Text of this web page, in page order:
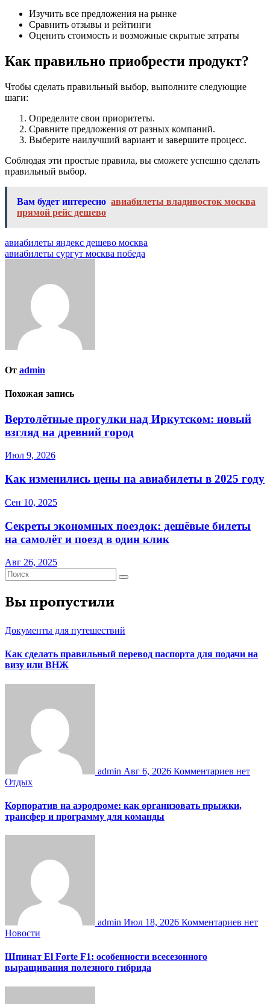
Изучить все предложения на рынке
Сравнить отзывы и рейтинги
Оценить стоимость и возможные скрытые затраты
Как правильно приобрести продукт?
Чтобы сделать правильный выбор, выполните следующие
шаги:
Определите свои приоритеты.
Сравните предложения от разных компаний.
Выберите наилучший вариант и завершите процесс.
Соблюдая эти простые правила, вы сможете успешно сделать
правильный выбор.
Вам будет интересно авиабилеты владивосток москва
прямой рейс дешево
Навигация
по
авиабилеты яндекс дешево москва
авиабилеты сургут москва победа
От admin
Похожая запись
Вертолётные прогулки над Иркутском: новый
взгляд на древний город
Июл 9, 2026
Как изменились цены на авиабилеты в 2025 году
Сен 10, 2025
Секреты экономных поездок: дешёвые билеты
на самолёт и поезд в один клик
Авг 26, 2025
Вы пропустили
Документы для путешествий
Как сделать правильный перевод паспорта для подачи на
визу или ВНЖ
admin Авг 6, 2026 Комментариев нет
Отдых
Корпоратив на аэродроме: как организовать прыжки,
трансфер и программу для команды
admin Июл 18, 2026 Комментариев нет
Новости
Шпинат El Forte F1: особенности всесезонного
выращивания полезного гибрида